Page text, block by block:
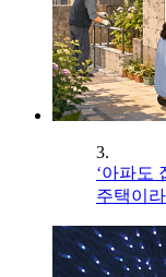
3.
‘아파도
주택이